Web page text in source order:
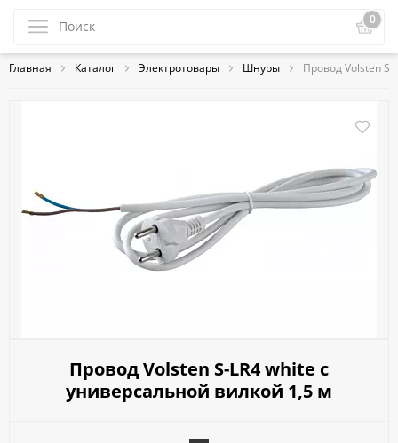
0
Главная Каталог Электротовары Шнуры Провод Volsten
Провод Volsten S-LR4 white с
универсальной вилкой 1,5 м